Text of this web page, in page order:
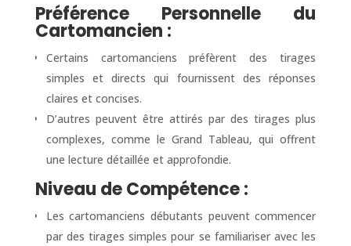
Préférence Personnelle du
Cartomancien :
Certains cartomanciens préfèrent des tirages
simples et directs qui fournissent des réponses
claires et concises.
D’autres peuvent être attirés par des tirages plus
complexes, comme le Grand Tableau, qui offrent
une lecture détaillée et approfondie.
Niveau de Compétence :
Les cartomanciens débutants peuvent commencer
par des tirages simples pour se familiariser avec les